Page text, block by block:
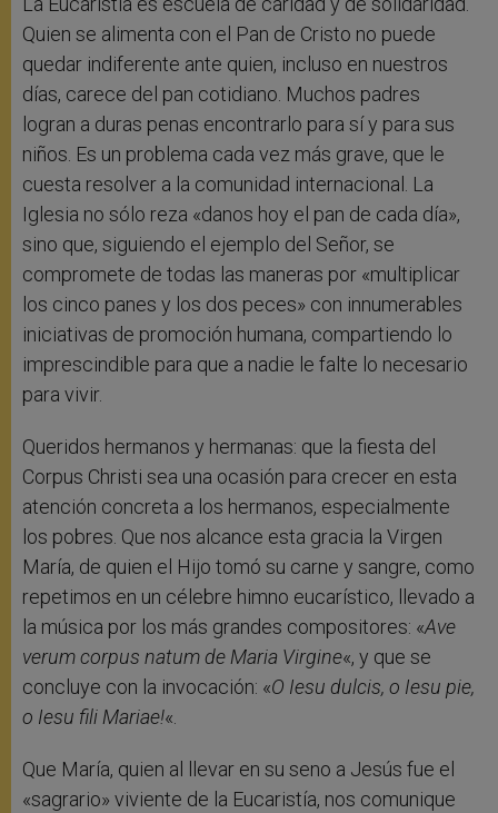
Quien se alimenta con el Pan de Cristo no puede
quedar indiferente ante quien, incluso en nuestros
días, carece del pan cotidiano. Muchos padres
logran a duras penas encontrarlo para sí y para sus
niños. Es un problema cada vez más grave, que le
cuesta resolver a la comunidad internacional. La
Iglesia no sólo reza «danos hoy el pan de cada día»,
sino que, siguiendo el ejemplo del Señor, se
compromete de todas las maneras por «multiplicar
los cinco panes y los dos peces» con innumerables
iniciativas de promoción humana, compartiendo lo
imprescindible para que a nadie le falte lo necesario
para vivir.
Queridos hermanos y hermanas: que la fiesta del
Corpus Christi sea una ocasión para crecer en esta
atención concreta a los hermanos, especialmente
los pobres. Que nos alcance esta gracia la Virgen
María, de quien el Hijo tomó su carne y sangre, como
repetimos en un célebre himno eucarístico, llevado a
la música por los más grandes compositores: «Ave
verum corpus natum de Maria Virgine«, y que se
concluye con la invocación: «O Iesu dulcis, o Iesu pie,
o Iesu fili Mariae!«.
Que María, quien al llevar en su seno a Jesús fue el
«sagrario» viviente de la Eucaristía, nos comunique